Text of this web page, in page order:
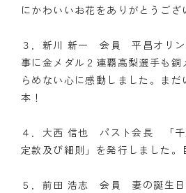
にかわいいお花をありがとうござ
３．新川 新一 会員 平昌オリン
事に金メダル２連覇高梨選手も銅
らめない心に感動しました。まだ
本！
４．大西 信也 パスト会長 「千
定款及び細則」を発行しました。
５．前田 浩志 会員 妻の誕生日